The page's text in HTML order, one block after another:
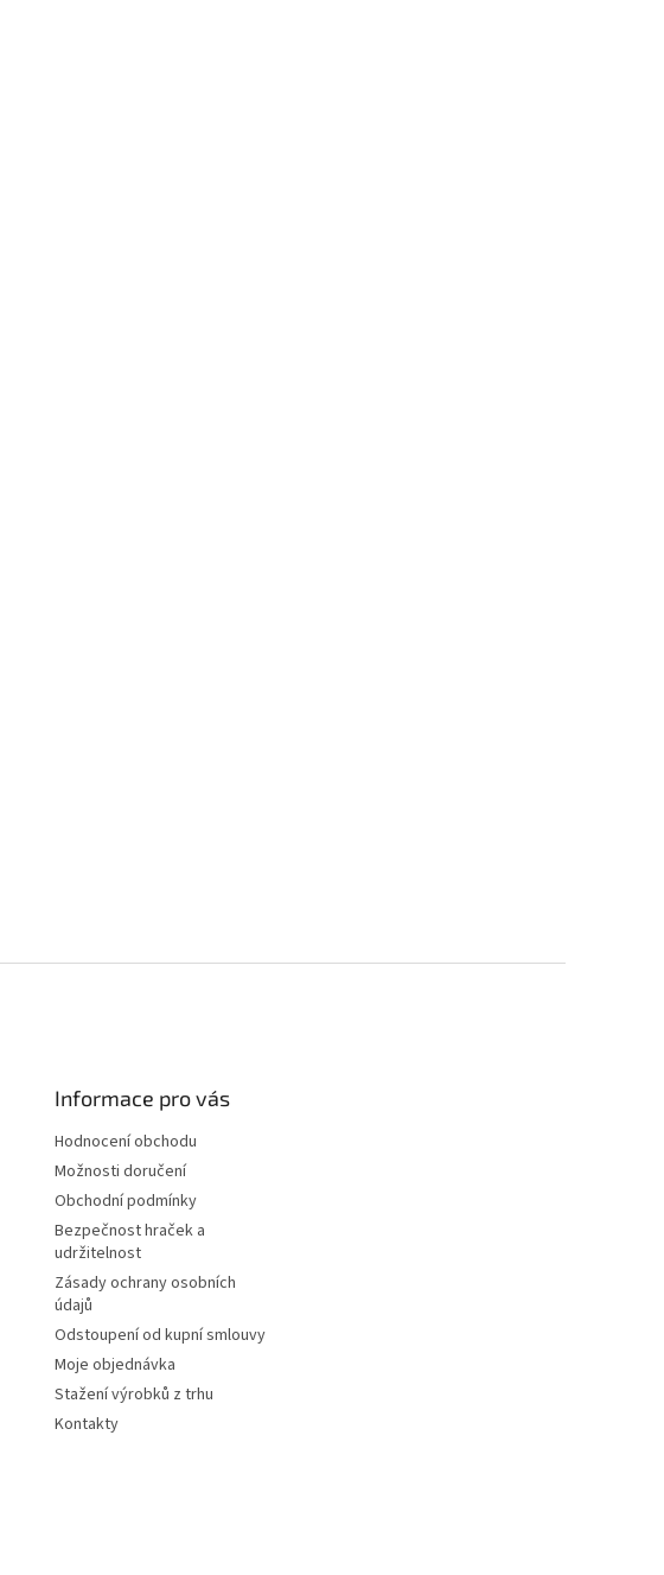
Informace pro vás
Hodnocení obchodu
Možnosti doručení
Obchodní podmínky
Bezpečnost hraček a
udržitelnost
Zásady ochrany osobních
údajů
Odstoupení od kupní smlouvy
Moje objednávka
Stažení výrobků z trhu
Kontakty